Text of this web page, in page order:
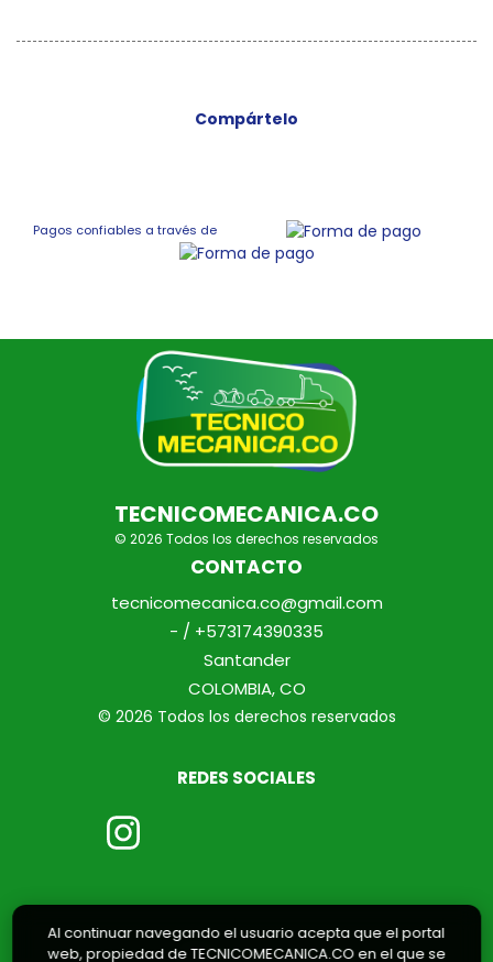
Compártelo
Pagos confiables a través de
TECNICOMECANICA.CO
© 2026 Todos los derechos reservados
CONTACTO
tecnicomecanica.co@gmail.com
- / +573174390335
Santander
COLOMBIA, CO
© 2026 Todos los derechos reservados
REDES SOCIALES
Al continuar navegando el usuario acepta que el portal
web, propiedad de TECNICOMECANICA.CO en el que se